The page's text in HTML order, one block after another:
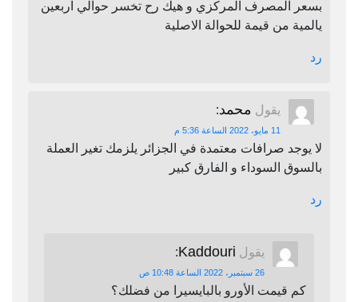
بسعر المصرف المركزي و هيك رح تخسر حوالي اربعين
يالمية من قيمة للحوالة الاصلية
رد
يقول محمد:
11 مايو، 2022 الساعة 5:36 م
لا يوجد صرافات معتمدة في الجزائر يلزمك تغير العملة
بالسوق السوداء و الفارق كبير
رد
يقول Kaddouri
:
26 سبتمبر، 2022 الساعة 10:48 ص
كم قيمت الأورو بالبايسيرا من فضلك؟